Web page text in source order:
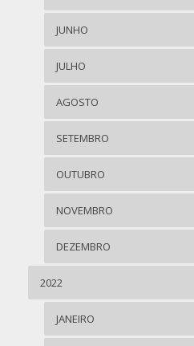
JUNHO
JULHO
AGOSTO
SETEMBRO
OUTUBRO
NOVEMBRO
DEZEMBRO
2022
JANEIRO